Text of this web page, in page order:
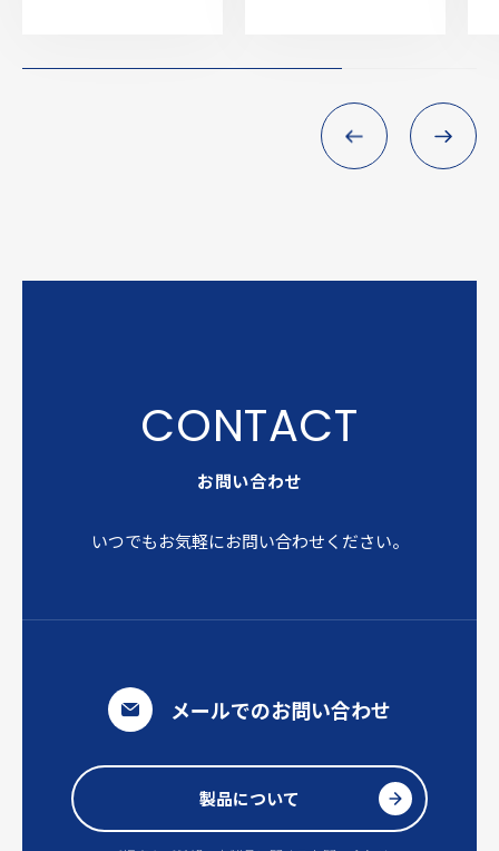
お問い合わせ
いつでもお気軽にお問い合わせください。
メールでのお問い合わせ
製品について